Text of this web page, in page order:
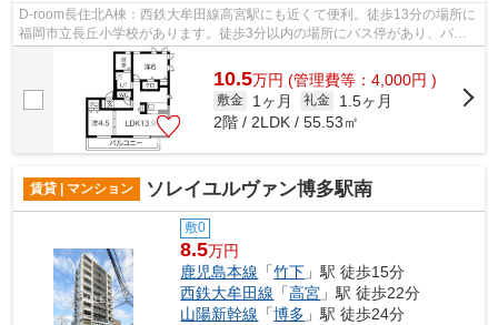
D-room長住北A棟：西鉄大牟田線高宮駅にも近くて便利。徒歩13分の場所に
福岡市立長丘小学校があります。徒歩3分以内の場所にバス停があり、バス
が使いやすいです。賃料は高いですが、...
10.5万円 (管理費等：4,000円 )
敷金 1ヶ月 礼金
1.5ヶ月
2階 / 2LDK / 55.53㎡
賃貸 | マンション ソレイユルヴァン博多駅南
敷0
8.5万円
鹿児島本線 「竹下 」駅 徒歩15分
西鉄大牟田線 「高宮 」駅 徒歩22分
山陽新幹線 「博多 」駅 徒歩24分